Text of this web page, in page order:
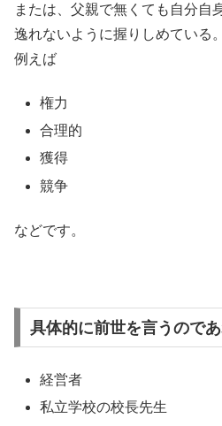
または、父親で無くても自分自
逸れないように握りしめている。
例えば
権力
合理的
獲得
競争
などです。
具体的に前世を言うので
経営者
私立学校の校長先生